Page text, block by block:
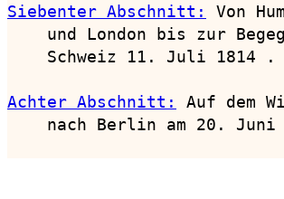
Siebenter Abschnitt:
Von
und London bis zur
Schweiz 11. Juli 1814
Achter Abschnitt:
Auf dem
nach Berlin am 20.